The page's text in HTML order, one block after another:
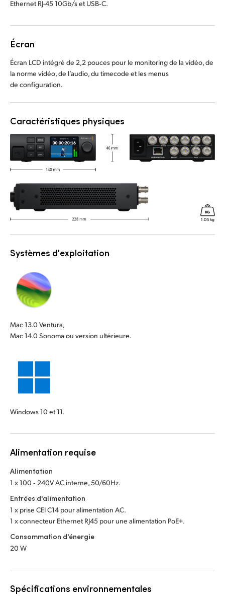
Ethernet RJ-45 10Gb/s et USB‑C.
Écran
Écran LCD intégré de 2,2 pouces pour le monitoring de la vidéo, de
la norme vidéo, de l’audio, du timecode et les menus
de configuration.
Caractéristiques physiques
Systèmes d'exploitation
Mac 13.0 Ventura,
Mac 14.0 Sonoma ou version ultérieure.
Windows 10 et 11.
Alimentation requise
Alimentation
1 x 100 ‑ 240V AC interne, 50/60Hz.
Entrées d'alimentation
1 x prise CEI C14 pour alimentation AC.
1 x connecteur Ethernet RJ45 pour une alimentation PoE+.
Consommation d'énergie
20 W
Spécifications environnementales